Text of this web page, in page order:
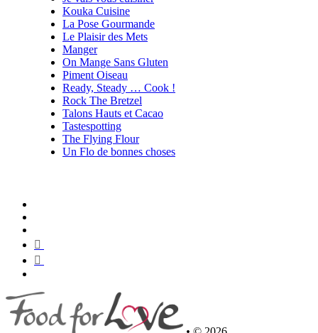
Kouka Cuisine
La Pose Gourmande
Le Plaisir des Mets
Manger
On Mange Sans Gluten
Piment Oiseau
Ready, Steady … Cook !
Rock The Bretzel
Talons Hauts et Cacao
Tastespotting
The Flying Flour
Un Flo de bonnes choses